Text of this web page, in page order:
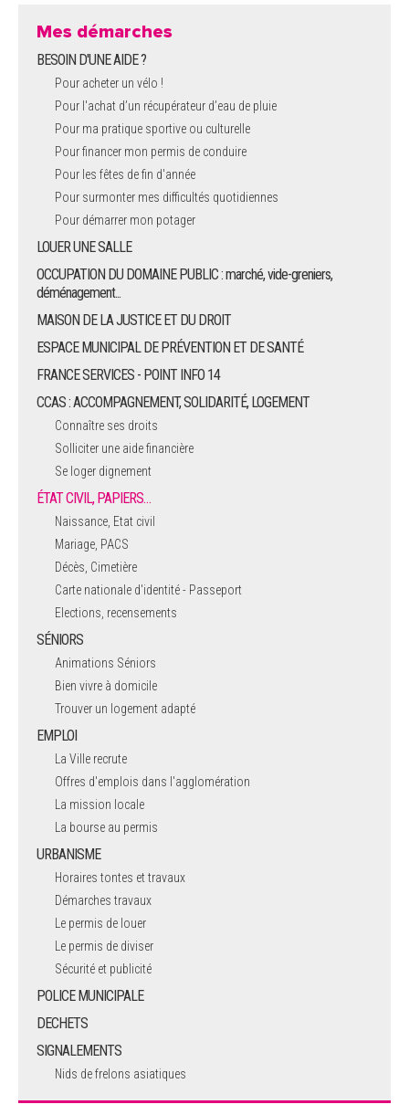
Mes démarches
BESOIN D'UNE AIDE ?
Pour acheter un vélo !
Pour l'achat d’un récupérateur d’eau de pluie
Pour ma pratique sportive ou culturelle
Pour financer mon permis de conduire
Pour les fêtes de fin d'année
Pour surmonter mes difficultés quotidiennes
Pour démarrer mon potager
LOUER UNE SALLE
OCCUPATION DU DOMAINE PUBLIC : marché, vide-greniers,
déménagement...
MAISON DE LA JUSTICE ET DU DROIT
ESPACE MUNICIPAL DE PRÉVENTION ET DE SANTÉ
FRANCE SERVICES - POINT INFO 14
CCAS : ACCOMPAGNEMENT, SOLIDARITÉ, LOGEMENT
Connaître ses droits
Solliciter une aide financière
Se loger dignement
ÉTAT CIVIL, PAPIERS…
Naissance, Etat civil
Mariage, PACS
Décès, Cimetière
Carte nationale d'identité - Passeport
Elections, recensements
SÉNIORS
Animations Séniors
Bien vivre à domicile
Trouver un logement adapté
EMPLOI
La Ville recrute
Offres d'emplois dans l'agglomération
La mission locale
La bourse au permis
URBANISME
Horaires tontes et travaux
Démarches travaux
Le permis de louer
Le permis de diviser
Sécurité et publicité
POLICE MUNICIPALE
DECHETS
SIGNALEMENTS
Nids de frelons asiatiques